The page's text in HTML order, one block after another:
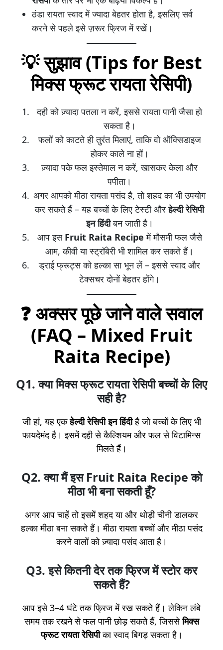
ठंडा रायता स्वाद में ज्यादा बेहतर होता है, इसलिए सर्व
करने से पहले इसे ज़रूर फ्रिज में रखें।
💡 सुझाव (Tips for Best
मिक्स फ्रूट रायता रेसिपी)
दही को ज़्यादा पतला न करें, इससे रायता पानी जैसा हो
सकता है।
फलों को काटते ही तुरंत मिलाएं, ताकि वो ऑक्सिडाइज
होकर काले ना हों।
ज़्यादा पके फल इस्तेमाल न करें, खासकर केला और
पपीता।
अगर आपको मीठा रायता पसंद है, तो शहद का भी उपयोग
कर सकते हैं – यह बच्चों के लिए टेस्टी औरहेल्दी रेसिपी
इन हिंदीबन जाती है।
आप इस Fruit Raita Recipe में मौसमी फल जैसे
आम, कीवी या स्ट्रॉबेरी भी शामिल कर सकते हैं।
ड्राई फ्रूट्स को हल्का सा भून लें – इससे स्वाद और
टेक्सचर दोनों बेहतर होंगे।
❓ अक्सर पूछे जाने वाले सवाल
(FAQ – Mixed Fruit
Raita Recipe)
Q1. क्यामिक्स फ्रूट रायता रेसिपीबच्चों के लिए
सही है?
जी हां, यह एकहेल्दी रेसिपी इन हिंदीहै जो बच्चों के लिए भी
फायदेमंद है। इसमें दही से कैल्शियम और फल से विटामिन्स
मिलते हैं।
Q2. क्या मैं इसFruit Raita Recipeको
मीठा भी बना सकती हूँ?
अगर आप चाहें तो इसमें शहद या और थोड़ी चीनी डालकर
हल्का मीठा बना सकते हैं। मीठा रायता बच्चों और मीठा पसंद
करने वालों को ज़्यादा पसंद आता है।
Q3. इसे कितनी देर तक फ्रिज में स्टोर कर
सकते हैं?
आप इसे 3–4 घंटे तक फ्रिज में रख सकते हैं। लेकिन लंबे
समय तक रखने से फल पानी छोड़ सकते हैं, जिससेमिक्स
फ्रूट रायता रेसिपीका स्वाद बिगड़ सकता है।